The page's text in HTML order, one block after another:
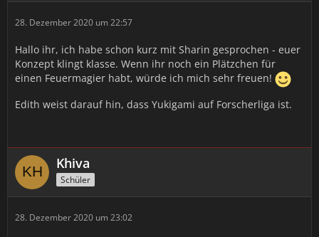
28. Dezember 2020 um 22:57
Hallo ihr, ich habe schon kurz mit Sharin gesprochen - euer
Konzept klingt klasse. Wenn ihr noch ein Plätzchen für
einen Feuermagier habt, würde ich mich sehr freuen!
Edith weist darauf hin, dass Yukigami auf Forscherliga ist.
Khiva
Schüler
28. Dezember 2020 um 23:02